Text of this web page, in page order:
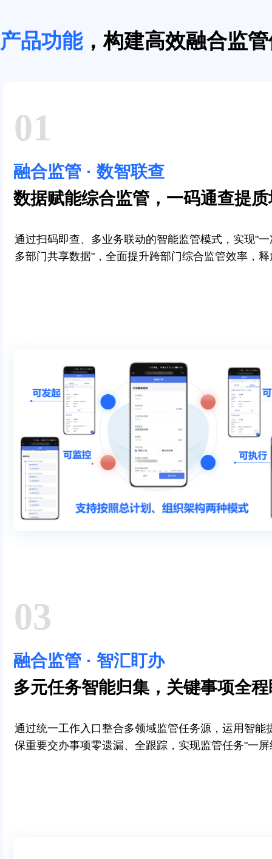
产品功能，构建高效融合监
通过扫码即查、多业务联动的智能监管模式，实现"
多部门共享数据"，全面提升跨部门综合监管效率，
01
融合监管 · 数智联查
数据赋能综合监管，一码通查提
通过统一工作入口整合多领域监管任务源，运用智能
保重要交办事项零遗漏、全跟踪，实现监管任务"一
03
融合监管 · 智汇盯办
多元任务智能归集，关键事项全